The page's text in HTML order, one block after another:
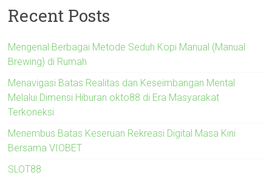
Recent Posts
Mengenal Berbagai Metode Seduh Kopi Manual (Manual
Brewing) di Rumah
Menavigasi Batas Realitas dan Keseimbangan Mental
Melalui Dimensi Hiburan okto88 di Era Masyarakat
Terkoneksi
Menembus Batas Keseruan Rekreasi Digital Masa Kini
Bersama VIOBET
SLOT88